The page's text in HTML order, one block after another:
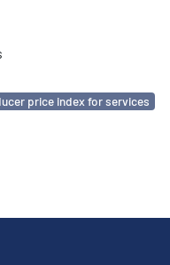
price index for services